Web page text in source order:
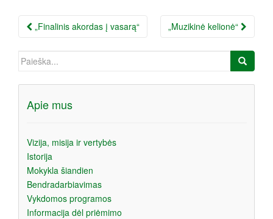
Įrašo
„Finalinis akordas į vasarą“ „Muzikinė kelionė“
Ieškoti:
Apie mus
Vizija, misija ir vertybės
Istorija
Mokykla šiandien
Bendradarbiavimas
Vykdomos programos
Informacija dėl priėmimo